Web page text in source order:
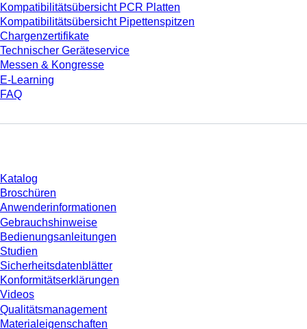
Kompatibilitätsübersicht PCR Platten
Kompatibilitätsübersicht Pipettenspitzen
Chargenzertifikate
Technischer Geräteservice
Messen & Kongresse
E-Learning
FAQ
Katalog
Broschüren
Anwenderinformationen
Gebrauchshinweise
Bedienungsanleitungen
Studien
Sicherheitsdatenblätter
Konformitätserklärungen
Videos
Qualitätsmanagement
Materialeigenschaften